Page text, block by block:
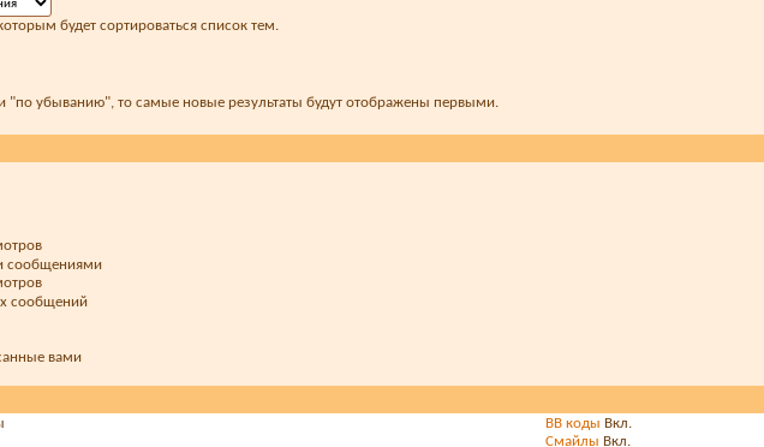
будет сортироваться список тем.
"по убыванию", то самые новые результаты будут отображены первыми.
сообщениями
сообщений
BB коды Вкл.
Смайлы Вкл.